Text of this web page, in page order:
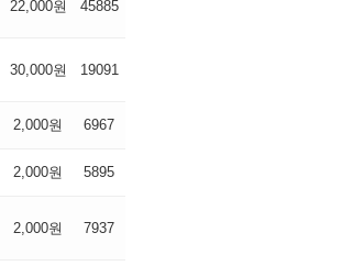
22,000원 45885
30,000원 19091
2,000원 6967
2,000원 5895
2,000원 7937